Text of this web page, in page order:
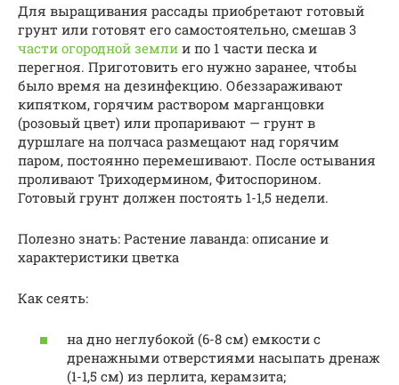
Для выращивания рассады приобретают готовый
грунт или готовят его самостоятельно, смешав 3
части огородной земли и по 1 части песка и
перегноя. Приготовить его нужно заранее, чтобы
было время на дезинфекцию. Обеззараживают
кипятком, горячим раствором марганцовки
(розовый цвет) или пропаривают — грунт в
дуршлаге на полчаса размещают над горячим
паром, постоянно перемешивают. После остывания
проливают Триходермином, Фитоспорином.
Готовый грунт должен постоять 1-1,5 недели.
Полезно знать: Растение лаванда: описание и
характеристики цветка
Как сеять:
на дно неглубокой (6-8 см) емкости с
дренажными отверстиями насыпать дренаж
(1-1,5 см) из перлита, керамзита;